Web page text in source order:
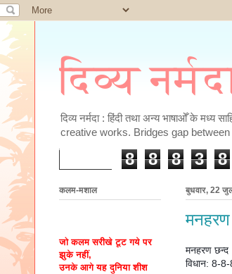
दिव्य
दिव्य नर्मदा : हिंदी तथा अन्य भाषाओँ के
creative works. Bridges gap
8 8 8 3 8
बुधवार, 22
मनहरण छन्द
विधान: 8-8-
कलम-मशाल
जो कलम सरीखे टूट गये पर
झुके नहीं,
उनके आगे यह दुनिया शीश